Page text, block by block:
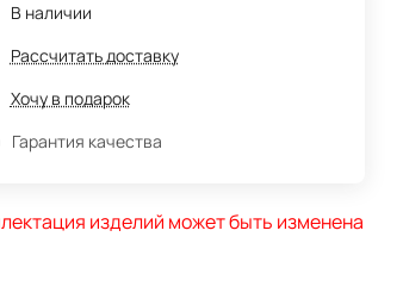
В наличии
Рассчитать доставку
Хочу в подарок
Гарантия качества
изделий может быть изменена